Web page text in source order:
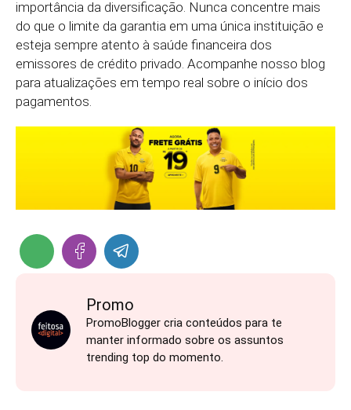
importância da diversificação. Nunca concentre mais
do que o limite da garantia em uma única instituição e
esteja sempre atento à saúde financeira dos
emissores de crédito privado. Acompanhe nosso blog
para atualizações em tempo real sobre o início dos
pagamentos.
Promo
PromoBlogger cria conteúdos para te
manter informado sobre os assuntos
trending top do momento.